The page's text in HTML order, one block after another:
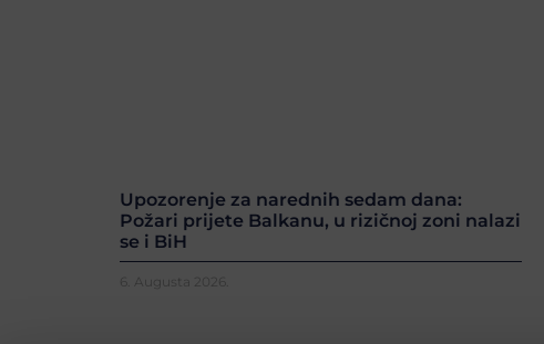
Upozorenje za narednih sedam dana:
Požari prijete Balkanu, u rizičnoj zoni nalazi
se i BiH
6. Augusta 2026.